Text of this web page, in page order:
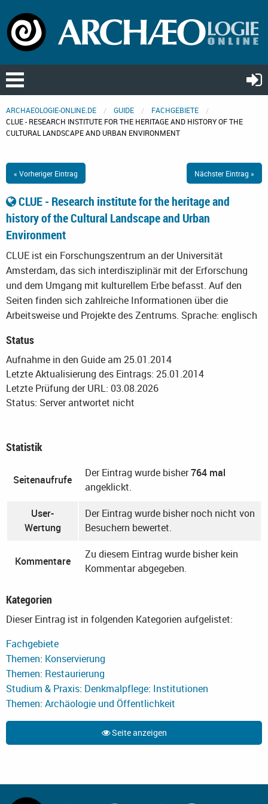
ARCHAEOLOGIE-ONLINE.DE GUIDE
FACHGEBIETE
CLUE - RESEARCH INSTITUTE FOR THE HERITAGE AND HISTORY OF THE
CULTURAL LANDSCAPE AND URBAN ENVIRONMENT
« Vorheriger Eintrag Nächster Eintrag »
CLUE - Research institute for the heritage and
history of the Cultural Landscape and Urban
Environment
CLUE ist ein Forschungszentrum an der Universität
Amsterdam, das sich interdisziplinär mit der Erforschung
und dem Umgang mit kulturellem Erbe befasst. Auf den
Seiten finden sich zahlreiche Informationen über die
Arbeitsweise und Projekte des Zentrums. Sprache: englisch
Status
Aufnahme in den Guide am 25.01.2014
Letzte Aktualisierung des Eintrags: 25.01.2014
Letzte Prüfung der URL: 03.08.2026
Status: Server antwortet nicht
Statistik
Seitenaufrufe
Der Eintrag wurde bisher764 mal
angeklickt.
User-
Wertung
Der Eintrag wurde bisher noch nicht von
Besuchern bewertet.
Kommentare
Zu diesem Eintrag wurde bisher kein
Kommentar abgegeben.
Kategorien
Dieser Eintrag ist in folgenden Kategorien aufgelistet:
Fachgebiete
Themen: Konservierung
Themen: Restaurierung
Studium & Praxis: Denkmalpflege: Institutionen
Themen: Archäologie und Öffentlichkeit
Seite anzeigen